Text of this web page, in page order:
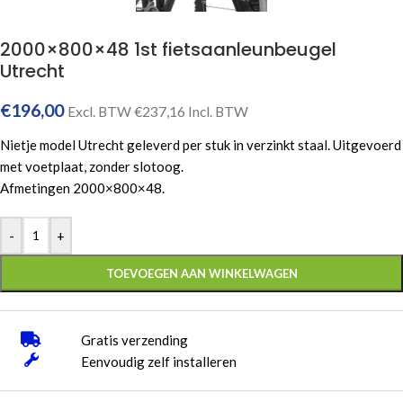
2000×800×48 1st fietsaanleunbeugel
Utrecht
€196,00 Excl. BTW€237,16 Incl. BTW
Nietje model Utrecht geleverd per stuk in verzinkt staal. Uitgevoerd
met voetplaat, zonder slotoog.
Afmetingen 2000×800×48.
- +
TOEVOEGEN AAN WINKELWAGEN
Gratis verzending
Eenvoudig zelf installeren